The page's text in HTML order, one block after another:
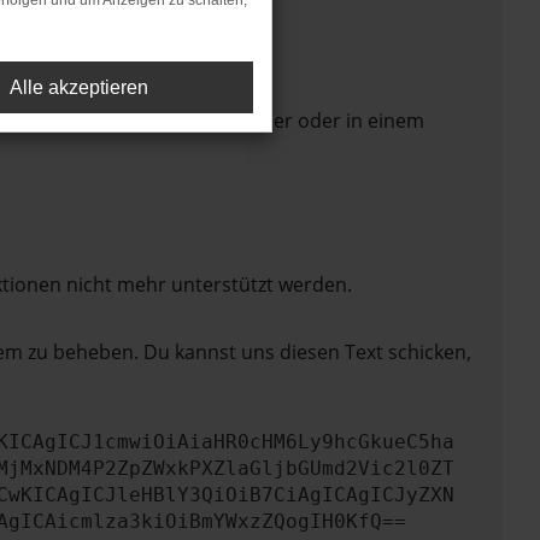
in einem anderen Browser oder in einem
nicht mehr unterstützt werden.
zu beheben. Du kannst uns diesen Text schicken,
Alle akzeptieren